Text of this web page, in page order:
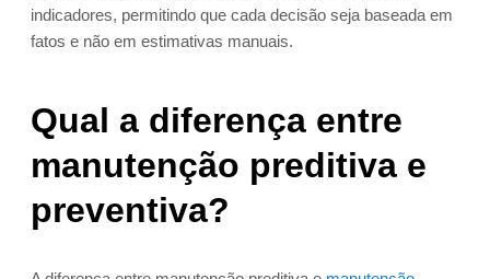
indicadores, permitindo que cada decisão seja baseada em
fatos e não em estimativas manuais.
Qual a diferença entre
manutenção preditiva e
preventiva?